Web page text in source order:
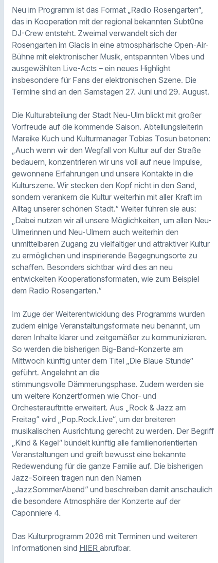
Neu im Programm ist das Format „Radio Rosengarten“,
das in Kooperation mit der regional bekannten Subt0ne
DJ-Crew entsteht. Zweimal verwandelt sich der
Rosengarten im Glacis in eine atmosphärische Open-Air-
Bühne mit elektronischer Musik, entspannten Vibes und
ausgewählten Live-Acts – ein neues Highlight
insbesondere für Fans der elektronischen Szene. Die
Termine sind an den Samstagen 27. Juni und 29. August.
Die Kulturabteilung der Stadt Neu-Ulm blickt mit großer
Vorfreude auf die kommende Saison. Abteilungsleiterin
Mareike Kuch und Kulturmanager Tobias Tosun betonen:
„Auch wenn wir den Wegfall von Kultur auf der Straße
bedauern, konzentrieren wir uns voll auf neue Impulse,
gewonnene Erfahrungen und unsere Kontakte in die
Kulturszene. Wir stecken den Kopf nicht in den Sand,
sondern verankern die Kultur weiterhin mit aller Kraft im
Alltag unserer schönen Stadt.“ Weiter führen sie aus:
„Dabei nutzen wir all unsere Möglichkeiten, um allen Neu-
Ulmerinnen und Neu-Ulmern auch weiterhin den
unmittelbaren Zugang zu vielfältiger und attraktiver Kultur
zu ermöglichen und inspirierende Begegnungsorte zu
schaffen. Besonders sichtbar wird dies an neu
entwickelten Kooperationsformaten, wie zum Beispiel
dem Radio Rosengarten.“
Im Zuge der Weiterentwicklung des Programms wurden
zudem einige Veranstaltungsformate neu benannt, um
deren Inhalte klarer und zeitgemäßer zu kommunizieren.
So werden die bisherigen Big-Band-Konzerte am
Mittwoch künftig unter dem Titel „Die Blaue Stunde“
geführt. Angelehnt an die
stimmungsvolle Dämmerungsphase. Zudem werden sie
um weitere Konzertformen wie Chor- und
Orchesterauftritte erweitert. Aus „Rock & Jazz am
Freitag“ wird „Pop.Rock.Live“, um der breiteren
musikalischen Ausrichtung gerecht zu werden. Der Begriff
„Kind & Kegel“ bündelt künftig alle familienorientierten
Veranstaltungen und greift bewusst eine bekannte
Redewendung für die ganze Familie auf. Die bisherigen
Jazz-Soireen tragen nun den Namen
„JazzSommerAbend“ und beschreiben damit anschaulich
die besondere Atmosphäre der Konzerte auf der
Caponniere 4.
Das Kulturprogramm 2026 mit Terminen und weiteren
Informationen sind HIER abrufbar.